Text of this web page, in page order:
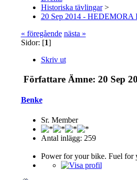
Historiska tävlingar>
20 Sep 2014 -
« föregående nästa »
Sidor: [1]
Skriv ut
Författare Ämne: 20 Sep
Benke
Sr. Member
Antal inlägg: 259
Power for your bike. Fuel for